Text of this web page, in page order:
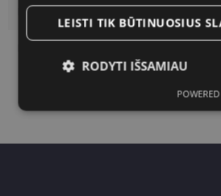
Lens width
LEISTI TIK BŪTINUOSIUS
RODYTI IŠSAMIAU
slapukai
Statistikos
slapukai